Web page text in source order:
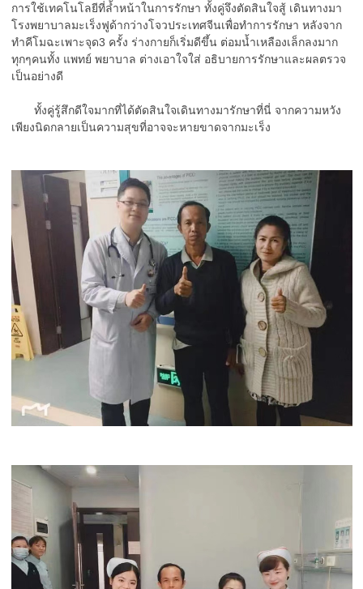
การใช้เทคโนโลยีที่ล้ำหน้าในการรักษา ทั้งคู่จึงตัดสินใจสู้ เดินทางมา
โรงพยาบาลมะเร็งฟูด้ากว่างโจวประเทศจีนเพื่อทำการรักษา หลังจาก
ทำคีโมฉะเพาะจุด3 ครั้ง ร่างกายก็เริ่มดีขึ้น ต่อมน้ำเหลืองเล็กลงมาก
ทุกๆคนทั้ง แพทย์ พยาบาล ต่างเอาใจใส่ อธิบายการรักษาและผลตรวจ
เป็นอย่างดี
ทั้งคู่รู้สึกดีใจมากที่ได้ตัดสินใจเดินทางมารักษาที่นี่ จากความหวัง
เพียงนิดกลายเป็นความสุขที่อาจจะหายขาดจากมะเร็ง